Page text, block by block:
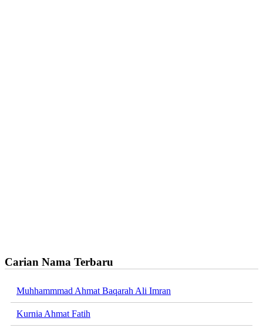
Carian Nama Terbaru
Muhhammmad Ahmat Baqarah Ali Imran
Kurnia Ahmat Fatih